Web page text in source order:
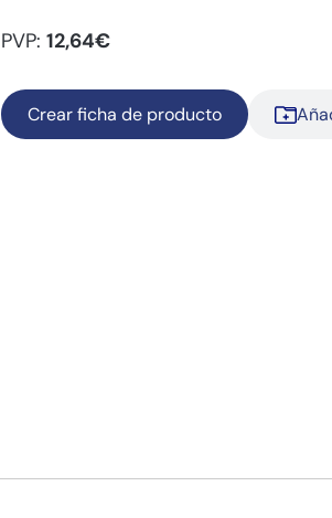
PVP: 12,64€
Crear ficha de producto